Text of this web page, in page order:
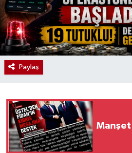
Paylaş
Manşet